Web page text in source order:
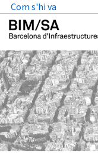
Com s'hi va